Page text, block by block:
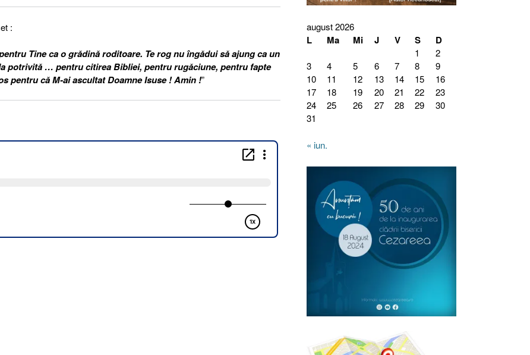
:
Tine ca o grădină roditoare. Te rog nu îngădui să ajung ca un
potrivită … pentru citirea Bibliei, pentru rugăciune, pentru fapte
pentru că M-ai ascultat Doamne Isuse ! Amin !”
august 2026
L Ma Mi J V S D
1
2
3
4 5 6 7 8
9
10
11 12 13 14 15
16
17
18 19 20 21 22
23
24
25 26 27 28 29
30
31
« iun.